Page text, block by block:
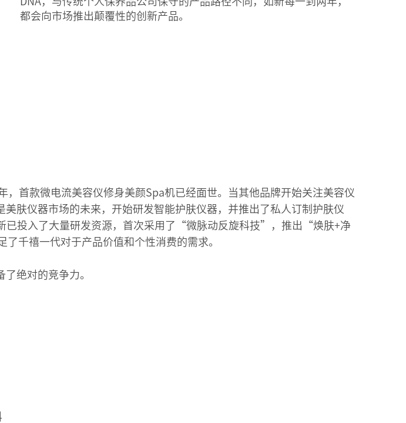
都会向市场推出颠覆性的创新产品。
首款微电流美容仪修身美颜Spa机已经面世。当其他品牌开始关注美容仪
仪器市场的未来，开始研发智能护肤仪器，并推出了私人订制护肤仪
已投入了大量研发资源，首次采用了“微脉动反旋科技”，推出“焕肤+净
禧一代对于产品价值和个性消费的需求。
绝对的竞争力。